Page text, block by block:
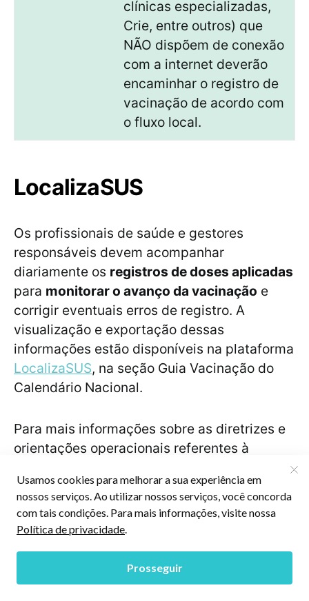
clínicas especializadas,
Crie, entre outros) que
NÃO dispõem de conexão
com a internet deverão
encaminhar o registro de
vacinação de acordo com
o fluxo local.
LocalizaSUS
Os profissionais de saúde e gestores
responsáveis devem acompanhar
diariamente os registros de doses aplicadas
para monitorar o avanço da vacinação e
corrigir eventuais erros de registro. A
visualização e exportação dessas
informações estão disponíveis na plataforma
LocalizaSUS, na seção Guia Vacinação do
Calendário Nacional.
Para mais informações sobre as diretrizes e
orientações operacionais referentes à
adoção do esquema vacinal exclusivo com
VIP, consulte o informe técnico
disponibilizado pelo Ministério da Saúde